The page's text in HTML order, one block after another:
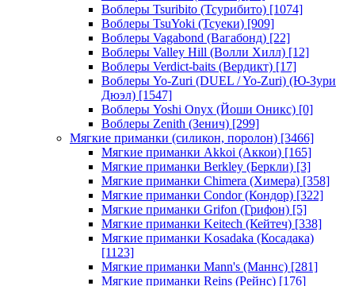
Воблеры Tsuribito (Тсурибито) [1074]
Воблеры TsuYoki (Тсуеки) [909]
Воблеры Vagabond (Вагабонд) [22]
Воблеры Valley Hill (Волли Хилл) [12]
Воблеры Verdict-baits (Вердикт) [17]
Воблеры Yo-Zuri (DUEL / Yo-Zuri) (Ю-Зури
Дюэл) [1547]
Воблеры Yoshi Onyx (Йоши Оникс) [0]
Воблеры Zenith (Зенич) [299]
Мягкие приманки (силикон, поролон) [3466]
Мягкие приманки Akkoi (Аккои) [165]
Мягкие приманки Berkley (Беркли) [3]
Мягкие приманки Chimera (Химера) [358]
Мягкие приманки Condor (Кондор) [322]
Мягкие приманки Grifon (Грифон) [5]
Мягкие приманки Keitech (Кейтеч) [338]
Мягкие приманки Kosadaka (Косадака)
[1123]
Мягкие приманки Mann's (Маннс) [281]
Мягкие приманки Reins (Рейнс) [176]